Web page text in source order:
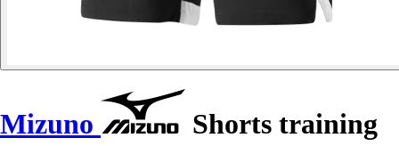
Mizuno Shorts training